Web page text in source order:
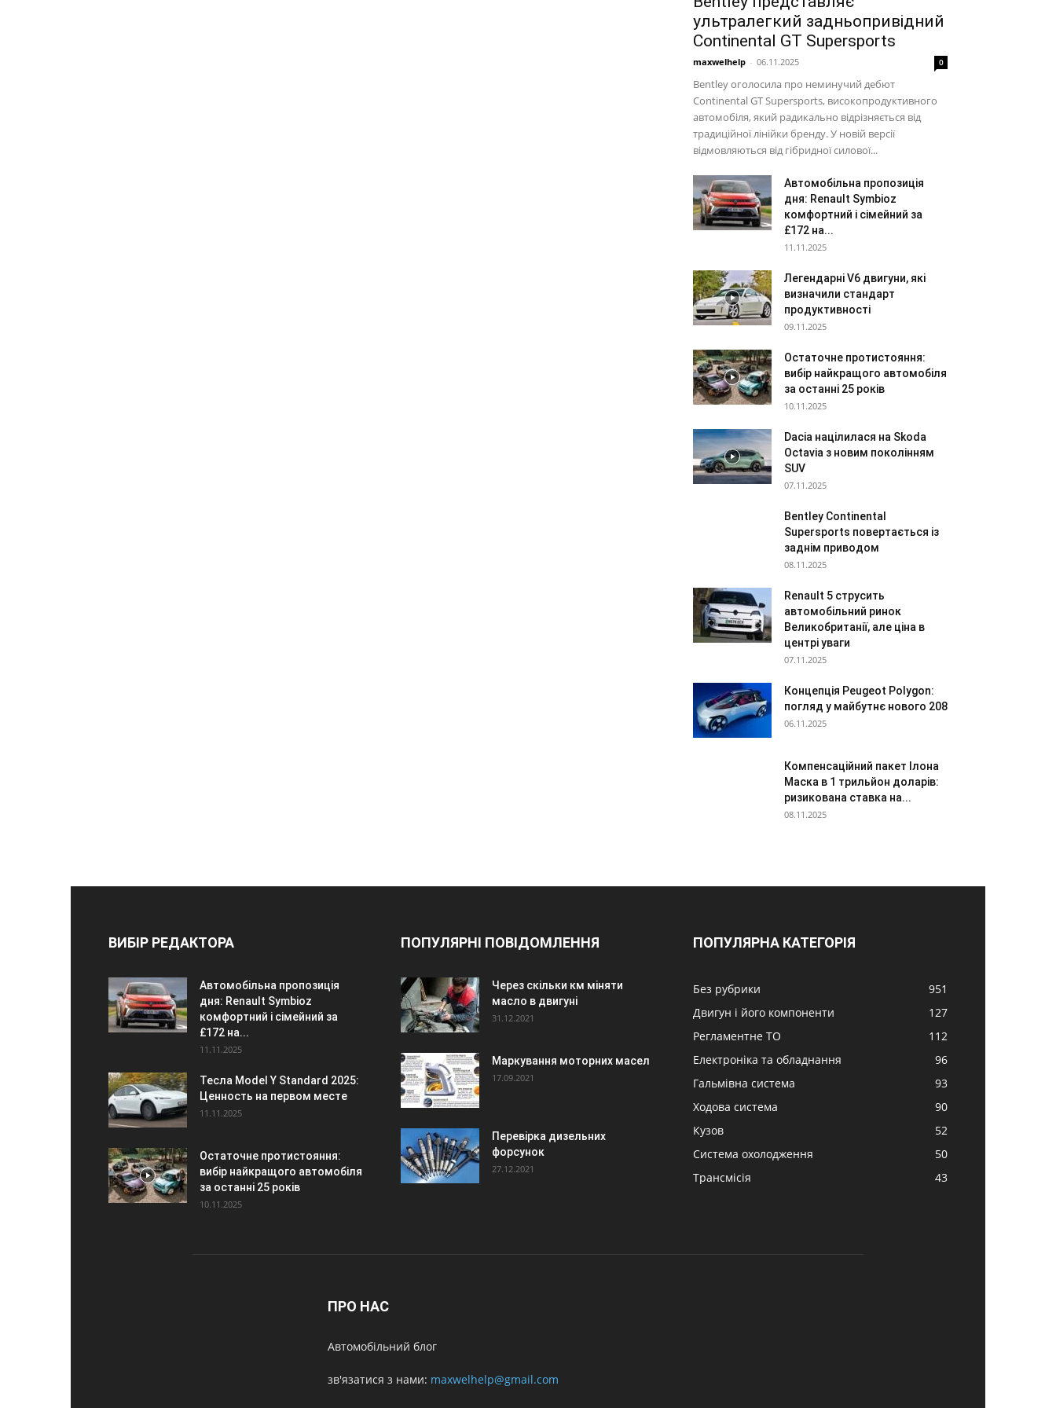
ультралегкий задньопривідний
Continental GT Supersports
maxwelhelp - 06.11.2025 0
Bentley оголосила про неминучий дебют
Continental GT Supersports, високопродуктивного
автомобіля, який радикально відрізняється від
традиційної лінійки бренду. У новій версії
відмовляються від гібридної силової...
Автомобільна пропозиція
дня: Renault Symbioz
комфортний і сімейний за
£172 на...
11.11.2025
Легендарні V6 двигуни, які
визначили стандарт
продуктивності
09.11.2025
Остаточне протистояння:
вибір найкращого автомобіля
за останні 25 років
10.11.2025
Dacia націлилася на Skoda
Octavia з новим поколінням
SUV
07.11.2025
Bentley Continental
Supersports повертається із
заднім приводом
08.11.2025
Renault 5 струсить
автомобільний ринок
Великобританії, але ціна в
центрі уваги
07.11.2025
Концепція Peugeot Polygon:
погляд у майбутнє нового 208
06.11.2025
Компенсаційний пакет Ілона
Маска в 1 трильйон доларів:
ризикована ставка на...
08.11.2025
ВИБІР РЕДАКТОРА
Автомобільна пропозиція
дня: Renault Symbioz
комфортний і сімейний за
£172 на...
11.11.2025
Тесла Model Y Standard 2025:
Ценность на первом месте
11.11.2025
Остаточне протистояння:
вибір найкращого автомобіля
за останні 25 років
10.11.2025
ПОПУЛЯРНІ ПОВІДОМЛЕННЯ
Через скільки км міняти
масло в двигуні
31.12.2021
Маркування моторних масел
17.09.2021
Перевірка дизельних
форсунок
27.12.2021
ПОПУЛЯРНА КАТЕГОРІЯ
Без рубрики
951
Двигун і його компоненти
127
Регламентне ТО
112
Електроніка та обладнання
96
Гальмівна система
93
Ходова система
90
Кузов
52
Система охолодження
50
Трансмісія
43
ПРО НАС
Автомобільний блог
зв'язатися з нами: maxwelhelp@gmail.com